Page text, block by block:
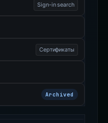
Sign-in search
Сертификаты
Archived